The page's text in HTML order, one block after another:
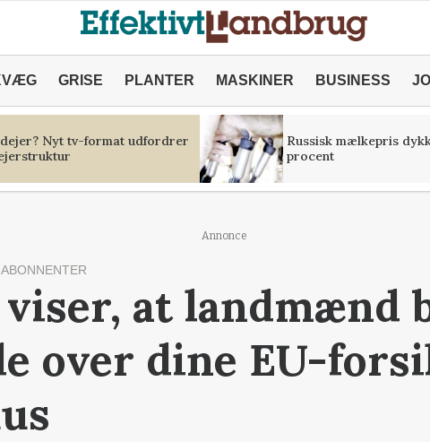
GRISE PLANTER MASKINER BUSINESS
Nyt tv-format udfordrer
Russisk mælkepris
procent
Annonce
at landmænd
over dine EU-